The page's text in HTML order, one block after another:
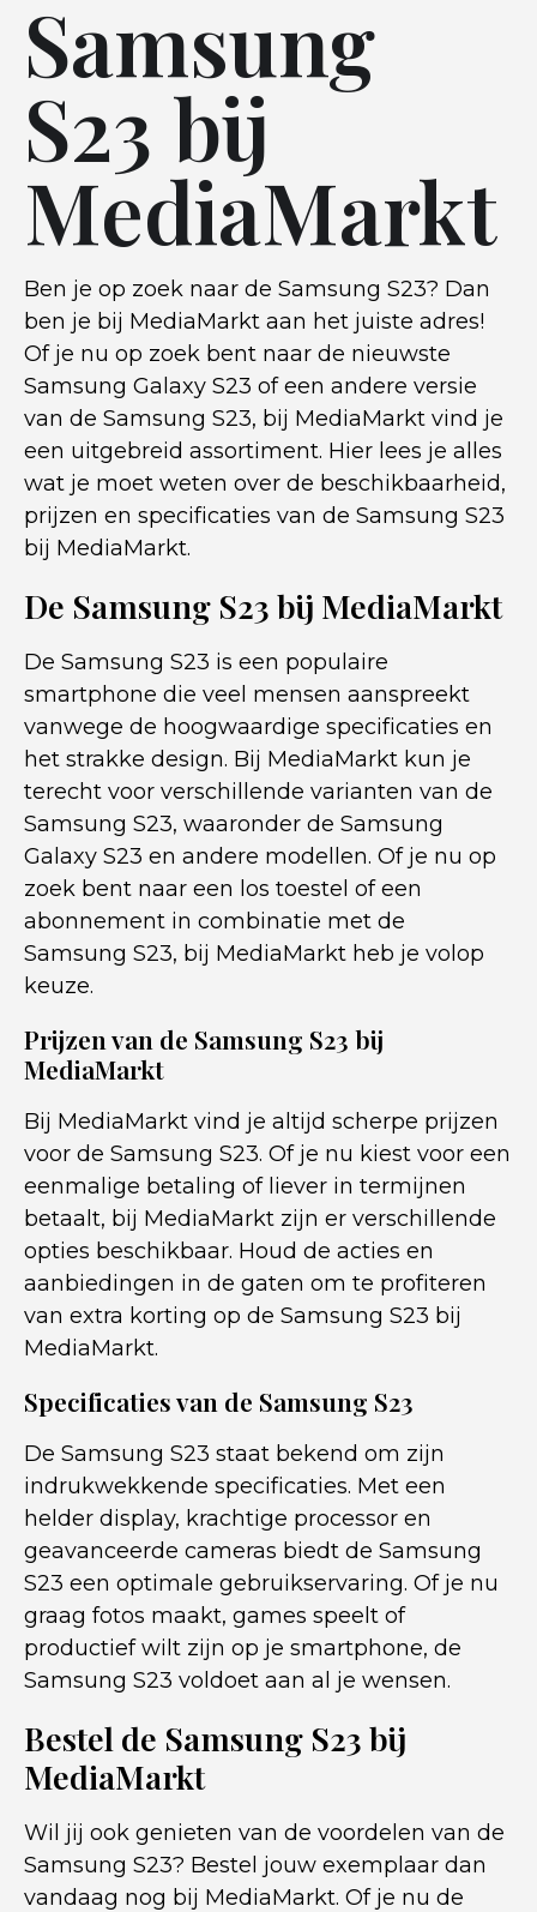
Samsung
S23 bij
MediaMarkt
Ben je op zoek naar de Samsung S23? Dan
ben je bij MediaMarkt aan het juiste adres!
Of je nu op zoek bent naar de nieuwste
Samsung Galaxy S23 of een andere versie
van de Samsung S23, bij MediaMarkt vind je
een uitgebreid assortiment. Hier lees je alles
wat je moet weten over de beschikbaarheid,
prijzen en specificaties van de Samsung S23
bij MediaMarkt.
De Samsung S23 bij MediaMarkt
De Samsung S23 is een populaire
smartphone die veel mensen aanspreekt
vanwege de hoogwaardige specificaties en
het strakke design. Bij MediaMarkt kun je
terecht voor verschillende varianten van de
Samsung S23, waaronder de Samsung
Galaxy S23 en andere modellen. Of je nu op
zoek bent naar een los toestel of een
abonnement in combinatie met de
Samsung S23, bij MediaMarkt heb je volop
keuze.
Prijzen van de Samsung S23 bij
MediaMarkt
Bij MediaMarkt vind je altijd scherpe prijzen
voor de Samsung S23. Of je nu kiest voor een
eenmalige betaling of liever in termijnen
betaalt, bij MediaMarkt zijn er verschillende
opties beschikbaar. Houd de acties en
aanbiedingen in de gaten om te profiteren
van extra korting op de Samsung S23 bij
MediaMarkt.
Specificaties van de Samsung S23
De Samsung S23 staat bekend om zijn
indrukwekkende specificaties. Met een
helder display, krachtige processor en
geavanceerde cameras biedt de Samsung
S23 een optimale gebruikservaring. Of je nu
graag fotos maakt, games speelt of
productief wilt zijn op je smartphone, de
Samsung S23 voldoet aan al je wensen.
Bestel de Samsung S23 bij
MediaMarkt
Wil jij ook genieten van de voordelen van de
Samsung S23? Bestel jouw exemplaar dan
vandaag nog bij MediaMarkt. Of je nu de